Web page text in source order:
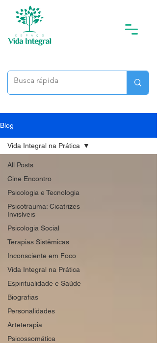
Blog
All Posts
Cine Encontro
Psicologia e Tecnologia
Psicotrauma: Cicatrizes
Invisíveis
Psicologia Social
Terapias Sistêmicas
Inconsciente em Foco
Vida Integral na Prática
Espiritualidade e Saúde
Biografias
Personalidades
Arteterapia
Psicossomática
Vida Integral na Prática